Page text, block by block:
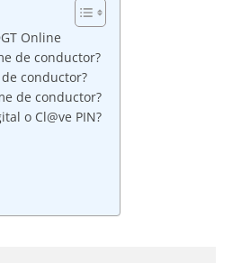
Online
de conductor?
conductor?
de conductor?
o Cl@ve PIN?